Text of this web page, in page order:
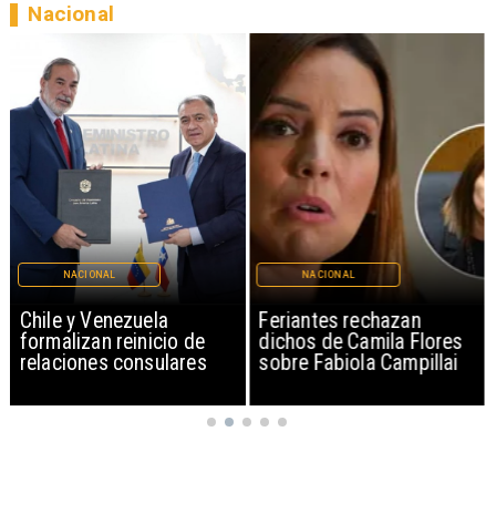
Chile y Venezuela
formalizan reinicio de
relaciones consulares
NACIONAL
Feriantes rechazan
dichos de Camila Flores
sobre Fabiola Campillai
NACIONAL
Nacional